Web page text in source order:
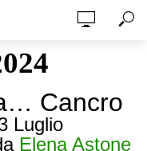
Cancro
Luglio
Elena Astone